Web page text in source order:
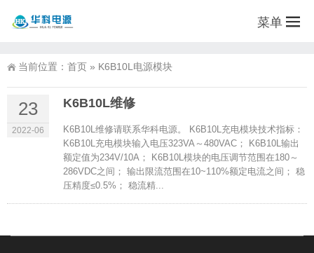
菜单
当前位置： 首页 » K6B10L电源模块
23
2022-06
K6B10L维修
K6B10L维修请联系华科电源。 K6B10L充电模块技术指标：
K6B10L充电模块输入电压323VA～480VAC； K6B10L输出
额定值为234V/10A； K6B10L模块的电压调节范围在180～
286VDC之间； 输出限流范围在10~110%额定电流之间； 稳
压精度≤0.5%； 稳流精...